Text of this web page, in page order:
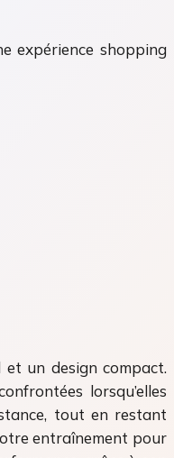
expérience shopping
un design compact.
lorsqu’elles
tout en restant
entraînement pour